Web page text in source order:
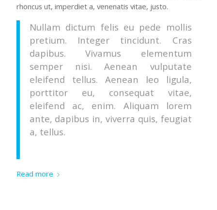
rhoncus ut, imperdiet a, venenatis vitae, justo.
Nullam dictum felis eu pede mollis
pretium. Integer tincidunt. Cras
dapibus. Vivamus elementum
semper nisi. Aenean vulputate
eleifend tellus. Aenean leo ligula,
porttitor eu, consequat vitae,
eleifend ac, enim. Aliquam lorem
ante, dapibus in, viverra quis, feugiat
a, tellus.
Read more